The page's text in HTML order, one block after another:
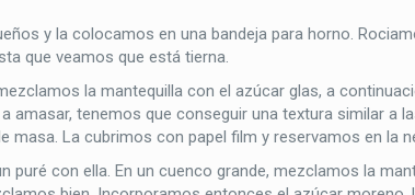
y la colocamos en una bandeja para horno.
que veamos que está tierna.
la mantequilla con el azúcar glas, a
amasar, tenemos que conseguir una textura similar a
masa. La cubrimos con papel film y reservamos en la
puré con ella. En un cuenco grande, mezclamos la